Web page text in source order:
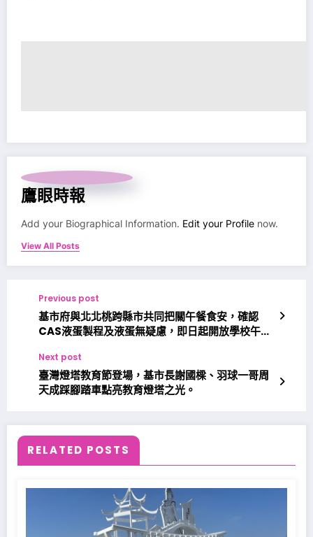
鷹眼時報
Add your Biographical Information. Edit your Profile now.
View All Posts
Previous post
基市府與北北桃跨縣市共同把關午餐食安，確認
CAS液蛋製程及液蛋無疑慮，即日起開放學校午餐
Next post
臺灣燈塔教育節登場，基市長謝國樑、羽球一哥周
天成踩腳踏車點亮教育燈塔之光。
RELATED POSTS